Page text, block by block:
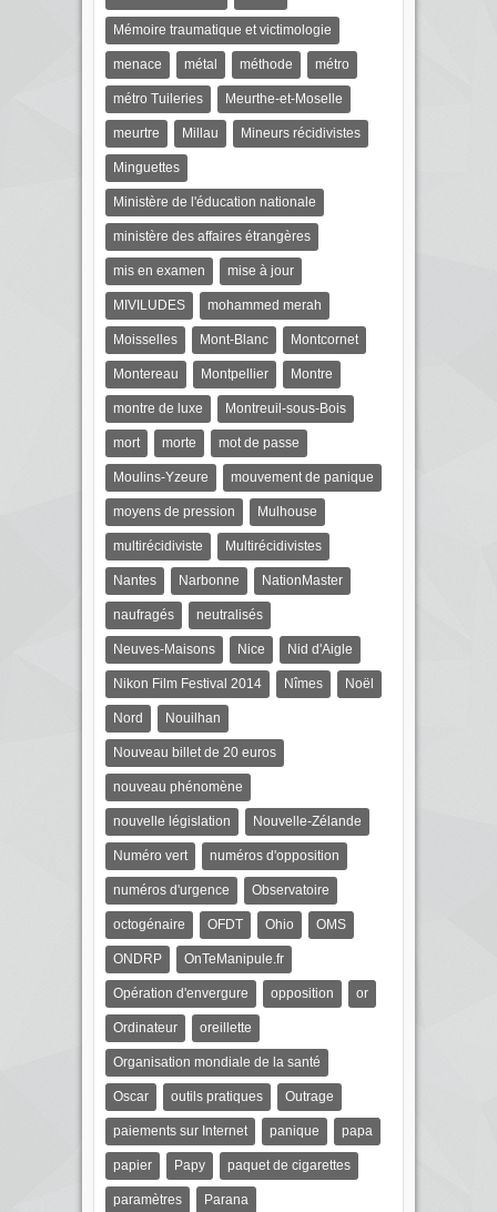
Mémoire traumatique et victimologie
menace métal méthode métro
métro Tuileries Meurthe-et-Moselle
meurtre Millau Mineurs récidivistes
Minguettes
Ministère de l'éducation nationale
ministère des affaires étrangères
mis en examen mise à jour
MIVILUDES mohammed merah
Moisselles Mont-Blanc Montcornet
Montereau Montpellier Montre
montre de luxe Montreuil-sous-Bois
mort morte mot de passe
Moulins-Yzeure mouvement de panique
moyens de pression Mulhouse
multirécidiviste Multirécidivistes
Nantes Narbonne NationMaster
naufragés neutralisés
Neuves-Maisons Nice Nid d'Aigle
Nikon Film Festival 2014 Nîmes Noël
Nord Nouilhan
Nouveau billet de 20 euros
nouveau phénomène
nouvelle législation Nouvelle-Zélande
Numéro vert numéros d'opposition
numéros d'urgence Observatoire
octogénaire OFDT Ohio OMS
ONDRP OnTeManipule.fr
Opération d'envergure opposition or
Ordinateur oreillette
Organisation mondiale de la santé
Oscar outils pratiques Outrage
paiements sur Internet panique papa
papier Papy paquet de cigarettes
paramètres Parana